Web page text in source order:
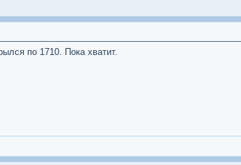
по 1710. Пока хватит.